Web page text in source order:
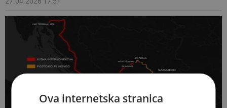
Ova internetska stranica